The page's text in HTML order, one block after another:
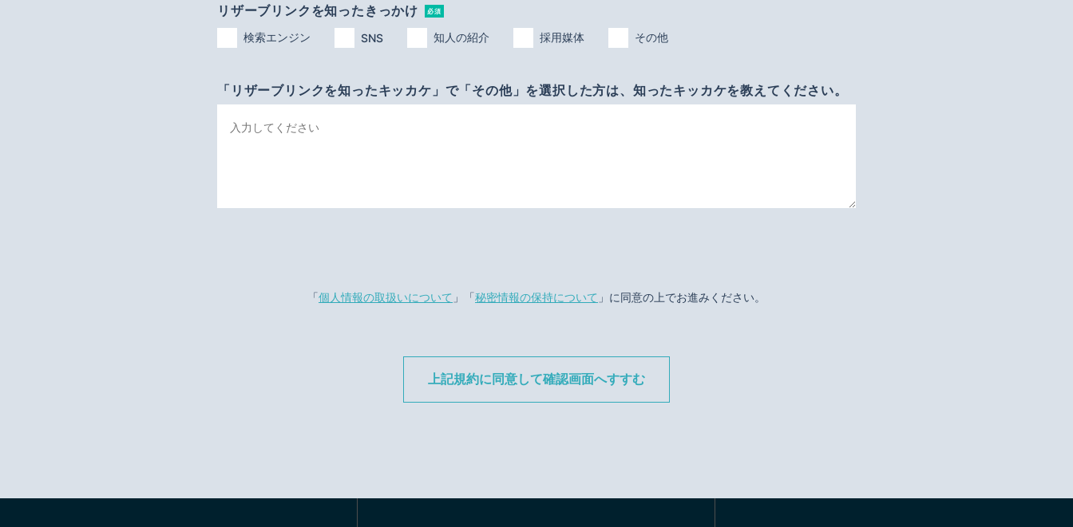
リザーブリンクを知ったきっかけ 必須
検索エンジン SNS 知人の紹介 採用媒体 その他
「リザーブリンクを知ったキッカケ」で「その他」を選択した方は、知ったキッカケを教えてください。
「個人情報の取扱いについて 」「秘密情報の保持について 」に同意の上でお進みください。
上記規約に同意して確認画面へすすむ